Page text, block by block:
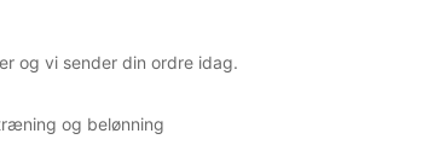
og vi sender din ordre idag.
og belønning